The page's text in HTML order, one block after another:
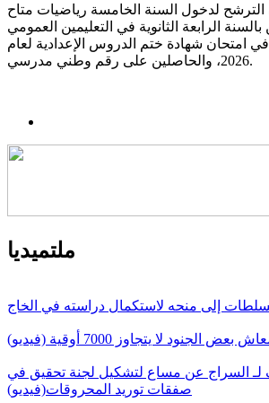
لدخول السنة الخامسة رياضيات متاح
بالسنة الرابعة الثانوية في التعليمين العمومي
امتحان شهادة ختم الدروس الإعدادية لعام
2026، والحاصلين على رقم وطني مدرسي.
ملتميديا
إلى منحه لاستكمال دراسته في الخاج
لا يتجاوز 7000 أوقية (فيديو)
لـ السراج عن مساع لتشكيل لجنة تحقيق في
صفقات توريد المحروقات(فيديو)